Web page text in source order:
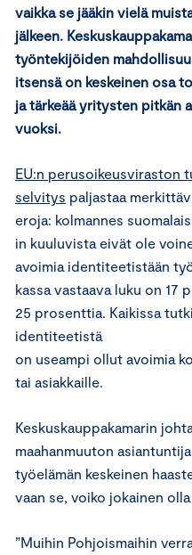
vaikka se jääkin vielä
jälkeen.
työntekijöiden
itsensä on keskeinen osa
ja tärkeää yritysten pitkän
vuoksi.
EU:n perusoikeusviraston
selvitys paljastaa
eroja: kolmannes
in kuuluvista eivät ole
avoimia identiteetistään
kassa vastaava luku on 17
25 prosenttia. Kaikissa
identiteetistä
on useampi ollut avoimia
tai asiakkaille.
Keskuskauppakamarin
maahanmuuton
työelämän keskeinen
vaan se, voiko jokainen
”Muihin Pohjoismaihin